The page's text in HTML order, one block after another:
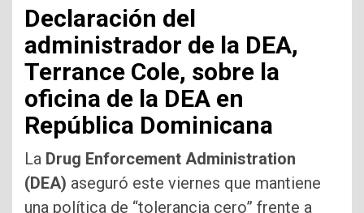
Declaración del
administrador de la DEA,
Terrance Cole, sobre la
oficina de la DEA en
República Dominicana
La Drug Enforcement Administration
(DEA) aseguró este viernes que mantiene
una política de “tolerancia cero” frente a